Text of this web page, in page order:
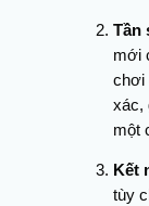
Tần
mới
chơi
xác,
một
Kết
tùy